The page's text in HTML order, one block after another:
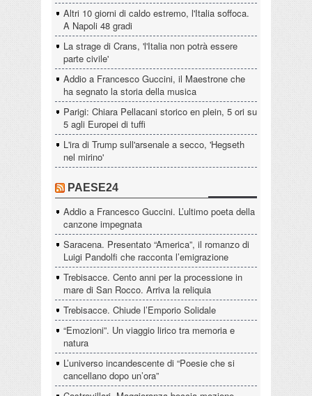
Altri 10 giorni di caldo estremo, l'Italia soffoca.
A Napoli 48 gradi
La strage di Crans, 'l'Italia non potrà essere
parte civile'
Addio a Francesco Guccini, il Maestrone che
ha segnato la storia della musica
Parigi: Chiara Pellacani storico en plein, 5 ori su
5 agli Europei di tuffi
L'ira di Trump sull'arsenale a secco, 'Hegseth
nel mirino'
PAESE24
Addio a Francesco Guccini. L’ultimo poeta della
canzone impegnata
Saracena. Presentato “America”, il romanzo di
Luigi Pandolfi che racconta l’emigrazione
Trebisacce. Cento anni per la processione in
mare di San Rocco. Arriva la reliquia
Trebisacce. Chiude l’Emporio Solidale
“Emozioni”. Un viaggio lirico tra memoria e
natura
L’universo incandescente di “Poesie che si
cancellano dopo un’ora”